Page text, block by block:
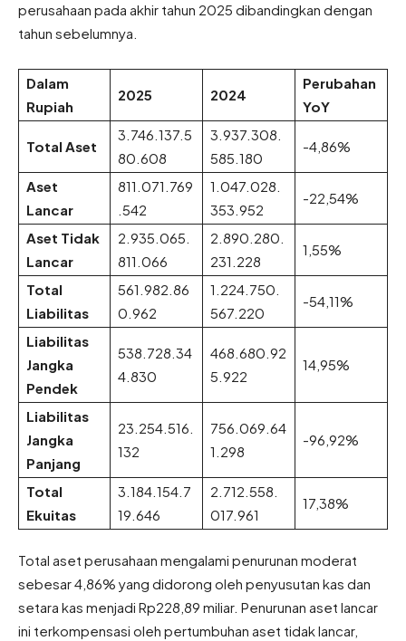
perusahaan pada akhir tahun 2025 dibandingkan dengan
tahun sebelumnya.
Dalam
Rupiah
2025 2024
Perubahan
YoY
Total Aset
3.746.137.5
80.608
3.937.308.
585.180
-4,86%
Aset
Lancar
811.071.769
.542
1.047.028.
353.952
-22,54%
Aset Tidak
Lancar
2.935.065.
811.066
2.890.280.
231.228
1,55%
Total
Liabilitas
561.982.86
0.962
1.224.750.
567.220
-54,11%
Liabilitas
Jangka
Pendek
538.728.34
4.830
468.680.92
5.922
14,95%
Liabilitas
Jangka
Panjang
23.254.516.
132
756.069.64
1.298
-96,92%
Total
Ekuitas
3.184.154.7
19.646
2.712.558.
017.961
17,38%
Total aset perusahaan mengalami penurunan moderat
sebesar 4,86% yang didorong oleh penyusutan kas dan
setara kas menjadi Rp228,89 miliar. Penurunan aset lancar
ini terkompensasi oleh pertumbuhan aset tidak lancar,